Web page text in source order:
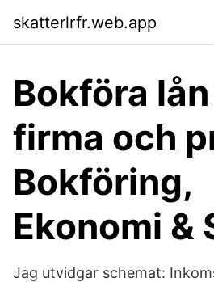
skatterlrfr.web.app
Bokföra
firma och
Bokföring,
Ekonomi &
Jag utvidgar schemat: